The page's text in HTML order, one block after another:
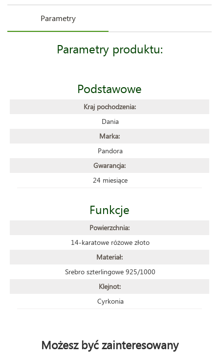
Parametry
Parametry produktu:
Podstawowe
Kraj pochodzenia:
Dania
Marka:
Pandora
Gwarancja:
24 miesiące
Funkcje
Powierzchnia:
14-karatowe różowe złoto
Materiał:
Srebro szterlingowe 925/1000
Klejnot:
Cyrkonia
Możesz być zainteresowany